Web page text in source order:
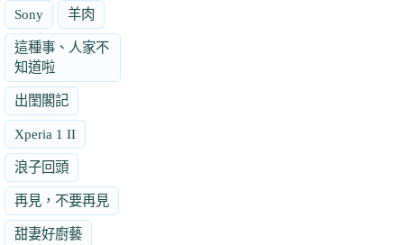
Sony 羊肉
這種事、人家不
知道啦
出閨閣記
Xperia 1 II
浪子回頭
再見，不要再見
甜妻好廚藝